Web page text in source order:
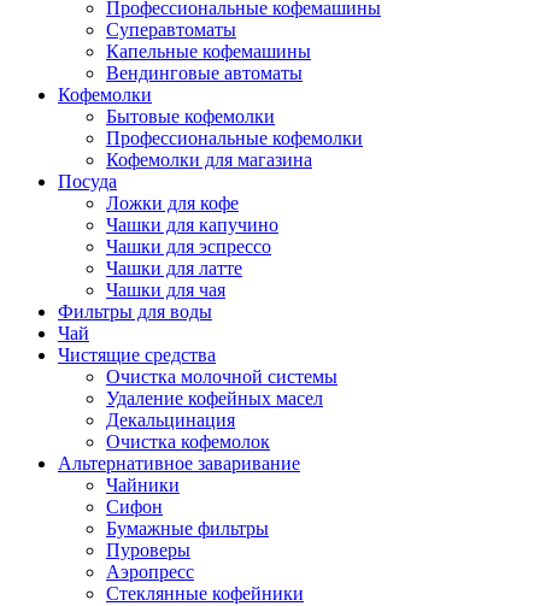
Профессиональные кофемашины
Суперавтоматы
Капельные кофемашины
Вендинговые автоматы
Кофемолки
Бытовые кофемолки
Профессиональные кофемолки
Кофемолки для магазина
Посуда
Ложки для кофе
Чашки для капучино
Чашки для эспрессо
Чашки для латте
Чашки для чая
Фильтры для воды
Чай
Чистящие средства
Очистка молочной системы
Удаление кофейных масел
Декальцинация
Очистка кофемолок
Альтернативное заваривание
Чайники
Сифон
Бумажные фильтры
Пуроверы
Аэропресс
Стеклянные кофейники